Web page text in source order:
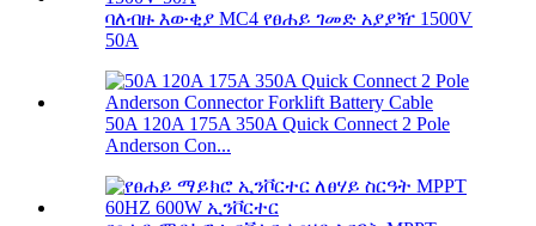
ባለብዙ እውቂያ MC4 የፀሐይ ገመድ አያያዥ 1500V
50A
50A 120A 175A 350A Quick Connect 2 Pole
Anderson Con...